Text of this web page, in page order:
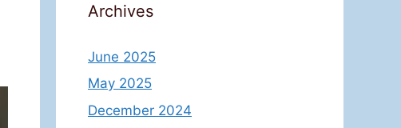
Archives
June 2025
May 2025
December 2024